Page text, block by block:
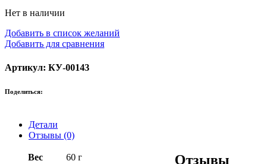
Нет в наличии
Добавить в список желаний
Добавить для сравнения
Артикул: КУ-00143
Поделиться:
Детали
Отзывы (0)
Вес 60 г Отзывы